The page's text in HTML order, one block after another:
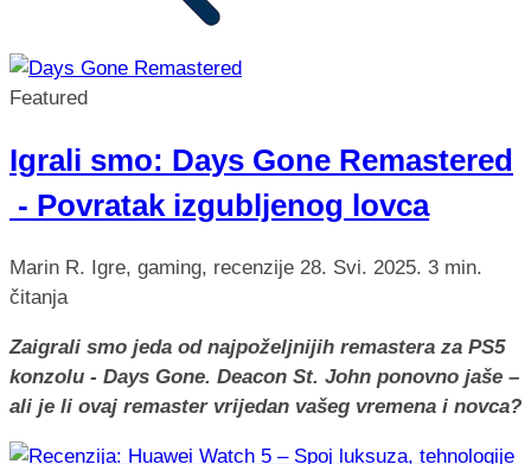
Featured
Igrali smo: Days Gone Remastered
- Povratak izgubljenog lovca
Marin R. Igre, gaming, recenzije 28. Svi. 2025. 3 min.
čitanja
Zaigrali smo jeda od najpoželjnijih remastera za PS5
konzolu - Days Gone. Deacon St. John ponovno jaše –
ali je li ovaj remaster vrijedan vašeg vremena i novca?